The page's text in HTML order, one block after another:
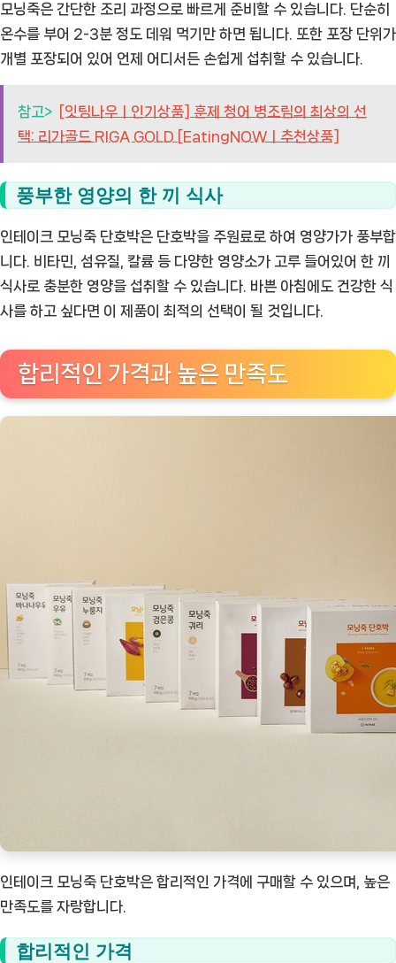
모닝죽은 간단한 조리 과정으로 빠르게 준비할 수 있습니다. 단순히
온수를 부어 2-3분 정도 데워 먹기만 하면 됩니다. 또한 포장 단위가
개별 포장되어 있어 언제 어디서든 손쉽게 섭취할 수 있습니다.
참고> [잇팅나우ㅣ인기상품] 훈제 청어 병조림의 최상의 선
택: 리가골드 RIGA GOLD [EatingNOWㅣ추천상품]
풍부한 영양의 한 끼 식사
인테이크 모닝죽 단호박은 단호박을 주원료로 하여 영양가가 풍부합
니다. 비타민, 섬유질, 칼륨 등 다양한 영양소가 고루 들어있어 한 끼
식사로 충분한 영양을 섭취할 수 있습니다. 바쁜 아침에도 건강한 식
사를 하고 싶다면 이 제품이 최적의 선택이 될 것입니다.
합리적인 가격과 높은 만족도
인테이크 모닝죽 단호박은 합리적인 가격에 구매할 수 있으며, 높은
만족도를 자랑합니다.
합리적인 가격